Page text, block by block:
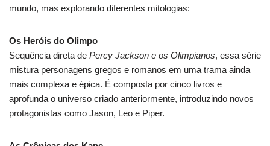
mundo, mas explorando diferentes mitologias:
Os Heróis do Olimpo
Sequência direta de Percy Jackson e os Olimpianos, essa série
mistura personagens gregos e romanos em uma trama ainda
mais complexa e épica. É composta por cinco livros e
aprofunda o universo criado anteriormente, introduzindo novos
protagonistas como Jason, Leo e Piper.